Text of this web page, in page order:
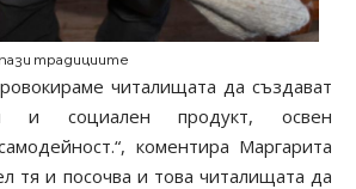
традициите
читалищата да създават
и социален продукт, освен
коментира Маргарита
тя и посочва и това читалищата да